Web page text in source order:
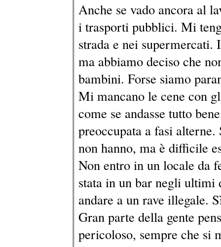
Anche se vado ancora al
i trasporti pubblici. Mi
strada e nei
ma abbiamo deciso che
bambini. Forse siamo
Mi mancano le cene con
come se andasse tutto
preoccupata a fasi
non hanno, ma è difficile
Non entro in un locale da
stata in un bar negli ultimi
andare a un rave illegale.
Gran parte della gente
pericoloso, sempre che si